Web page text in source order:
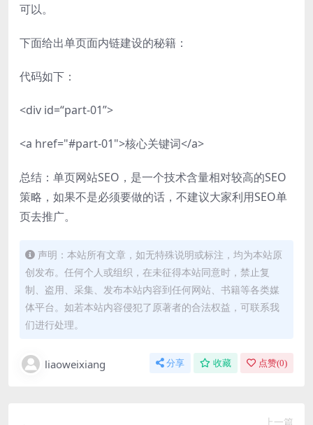
可以。
下面给出单页面内链建设的秘籍：
代码如下：
<div id=“part-01”>
<a href="#part-01">核心关键词</a>
总结：单页网站SEO，是一个技术含量相对较高的SEO
策略，如果不是必须要做的话，不建议大家利用SEO单
页去推广。
声明：本站所有文章，如无特殊说明或标注，均为本站原
创发布。任何个人或组织，在未征得本站同意时，禁止复
制、盗用、采集、发布本站内容到任何网站、书籍等各类媒
体平台。如若本站内容侵犯了原著者的合法权益，可联系我
们进行处理。
liaoweixiang 分享 收藏 点赞(0)
上一篇